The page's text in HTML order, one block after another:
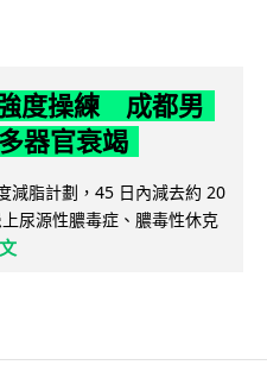
度操練 成都男
器官衰竭
減脂計劃，45 日內減去約 20
尿源性膿毒症、膿毒性休克